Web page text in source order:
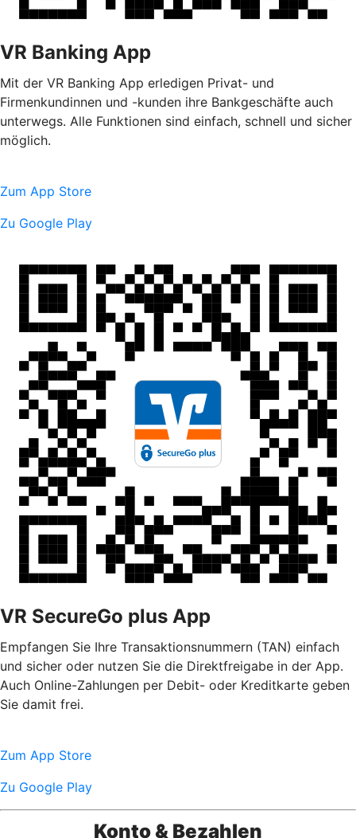
VR Banking App
Mit der VR Banking App erledigen Privat- und
Firmenkundinnen und -kunden ihre Bankgeschäfte auch
unterwegs. Alle Funktionen sind einfach, schnell und sicher
möglich.
Zum App Store
Zu Google Play
VR SecureGo plus App
Empfangen Sie Ihre Transaktionsnummern (TAN) einfach
und sicher oder nutzen Sie die Direktfreigabe in der App.
Auch Online-Zahlungen per Debit- oder Kreditkarte geben
Sie damit frei.
Zum App Store
Zu Google Play
Konto & Bezahlen